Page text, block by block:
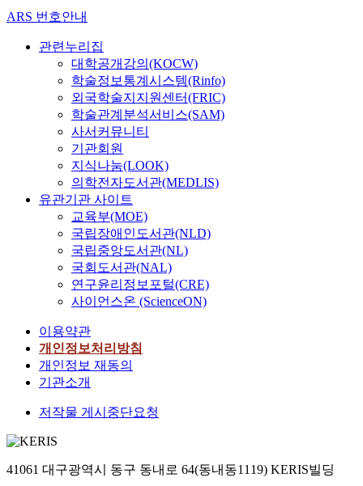
ARS 번호안내
관련누리집
대학공개강의(KOCW)
학술정보통계시스템(Rinfo)
외국학술지지원센터(FRIC)
학술관계분석서비스(SAM)
사서커뮤니티
기관회원
지식나눔(LOOK)
의학전자도서관(MEDLIS)
유관기관 사이트
교육부(MOE)
국립장애인도서관(NLD)
국립중앙도서관(NL)
국회도서관(NAL)
연구윤리정보포털(CRE)
사이언스온 (ScienceON)
이용약관
개인정보처리방침
개인정보 재동의
기관소개
저작물 게시중단요청
41061 대구광역시 동구 동내로 64(동내동1119) KERIS빌딩